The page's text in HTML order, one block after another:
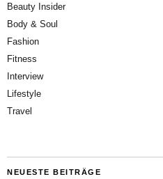
Beauty Insider
Body & Soul
Fashion
Fitness
Interview
Lifestyle
Travel
NEUESTE BEITRÄGE